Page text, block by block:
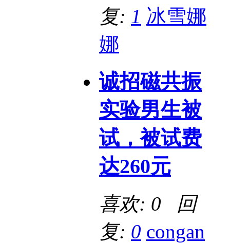
复: 1 冰雪娜
娜
诚招磁共振
实验男生被
试，被试费
达260元
喜欢: 0 回
复: 0 congan